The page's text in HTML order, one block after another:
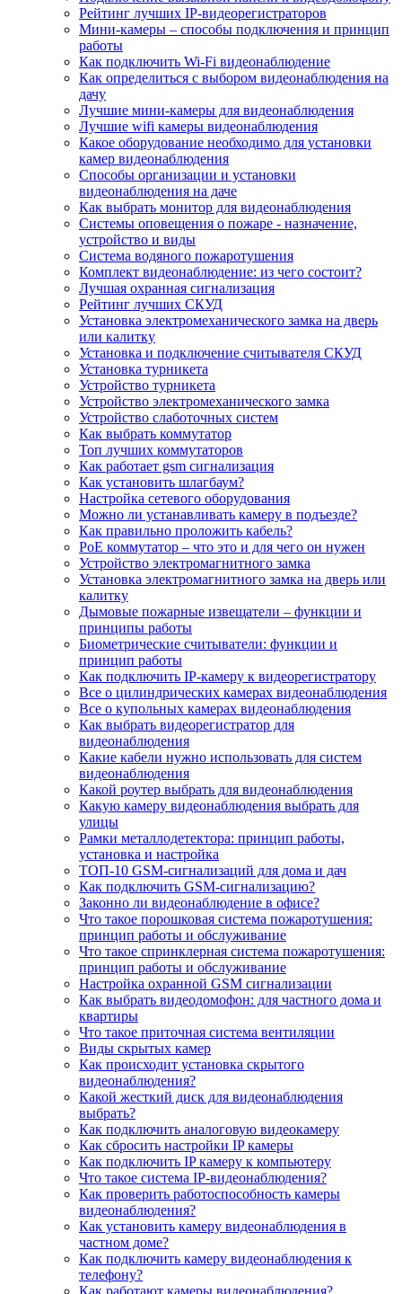
Рейтинг лучших IP-видеорегистраторов
Мини-камеры – способы подключения и принцип
работы
Как подключить Wi-Fi видеонаблюдение
Как определиться с выбором видеонаблюдения на
дачу
Лучшие мини-камеры для видеонаблюдения
Лучшие wifi камеры видеонаблюдения
Какое оборудование необходимо для установки
камер видеонаблюдения
Способы организации и установки
видеонаблюдения на даче
Как выбрать монитор для видеонаблюдения
Системы оповещения о пожаре - назначение,
устройство и виды
Система водяного пожаротушения
Комплект видеонаблюдение: из чего состоит?
Лучшая охранная сигнализация
Рейтинг лучших СКУД
Установка электромеханического замка на дверь
или калитку
Установка и подключение считывателя СКУД
Установка турникета
Устройство турникета
Устройство электромеханического замка
Устройство слаботочных систем
Как выбрать коммутатор
Топ лучших коммутаторов
Как работает gsm сигнализация
Как установить шлагбаум?
Настройка сетевого оборудования
Можно ли устанавливать камеру в подъезде?
Как правильно проложить кабель?
PoE коммутатор – что это и для чего он нужен
Устройство электромагнитного замка
Установка электромагнитного замка на дверь или
калитку
Дымовые пожарные извещатели – функции и
принципы работы
Биометрические считыватели: функции и
принцип работы
Как подключить IP-камеру к видеорегистратору
Все о цилиндрических камерах видеонаблюдения
Все о купольных камерах видеонаблюдения
Как выбрать видеорегистратор для
видеонаблюдения
Какие кабели нужно использовать для систем
видеонаблюдения
Какой роутер выбрать для видеонаблюдения
Какую камеру видеонаблюдения выбрать для
улицы
Рамки металлодетектора: принцип работы,
установка и настройка
ТОП-10 GSM-сигнализаций для дома и дач
Как подключить GSM-сигнализацию?
Законно ли видеонаблюдение в офисе?
Что такое порошковая система пожаротушения:
принцип работы и обслуживание
Что такое спринклерная система пожаротушения:
принцип работы и обслуживание
Настройка охранной GSM сигнализации
Как выбрать видеодомофон: для частного дома и
квартиры
Что такое приточная система вентиляции
Виды скрытых камер
Как происходит установка скрытого
видеонаблюдения?
Какой жесткий диск для видеонаблюдения
выбрать?
Как подключить аналоговую видеокамеру
Как сбросить настройки IP камеры
Как подключить IP камеру к компьютеру
Что такое система IP-видеонаблюдения?
Как проверить работоспособность камеры
видеонаблюдения?
Как установить камеру видеонаблюдения в
частном доме?
Как подключить камеру видеонаблюдения к
телефону?
Как работают камеры видеонаблюдения?